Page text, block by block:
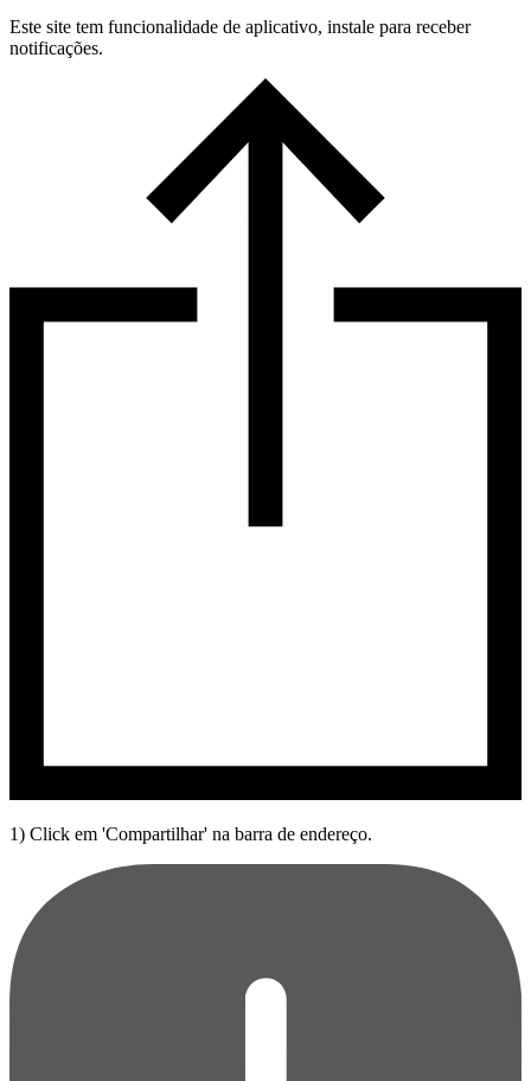
Este site tem funcionalidade de aplicativo, instale para receber
notificações.
1) Click em 'Compartilhar' na barra de endereço.